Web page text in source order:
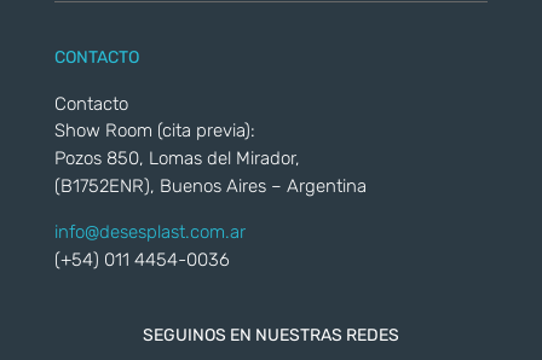
CONTACTO
Contacto
Show Room (cita previa):
Pozos 850, Lomas del Mirador,
(B1752ENR), Buenos Aires – Argentina
info@desesplast.com.ar
(+54) 011 4454-0036
SEGUINOS EN NUESTRAS REDES